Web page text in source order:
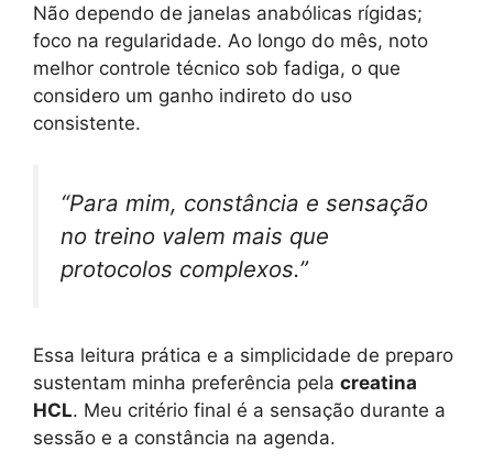
Não dependo de janelas anabólicas rígidas;
foco na regularidade. Ao longo do mês, noto
melhor controle técnico sob fadiga, o que
considero um ganho indireto do uso
consistente.
“Para mim, constância e sensação
no treino valem mais que
protocolos complexos.”
Essa leitura prática e a simplicidade de preparo
sustentam minha preferência pela creatina
HCL. Meu critério final é a sensação durante a
sessão e a constância na agenda.